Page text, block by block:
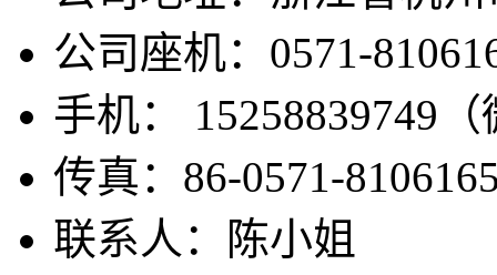
公司座机：0571-
手机： 15258839749
传真：86-0571-
联系人：陈小姐